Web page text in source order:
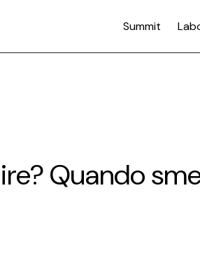
Summit
Quando